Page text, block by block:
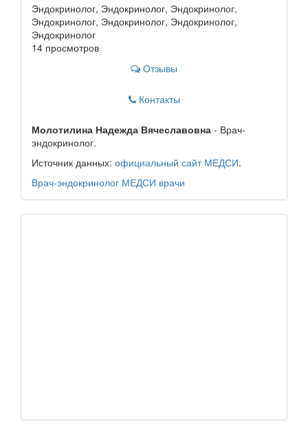
Эндокринолог, Эндокринолог, Эндокринолог,
Эндокринолог, Эндокринолог, Эндокринолог,
Эндокринолог
14 просмотров
Отзывы
Контакты
Молотилина Надежда Вячеславовна - Врач-
эндокринолог.
Источник данных: официальный сайт МЕДСИ.
Врач-эндокринолог МЕДСИ врачи